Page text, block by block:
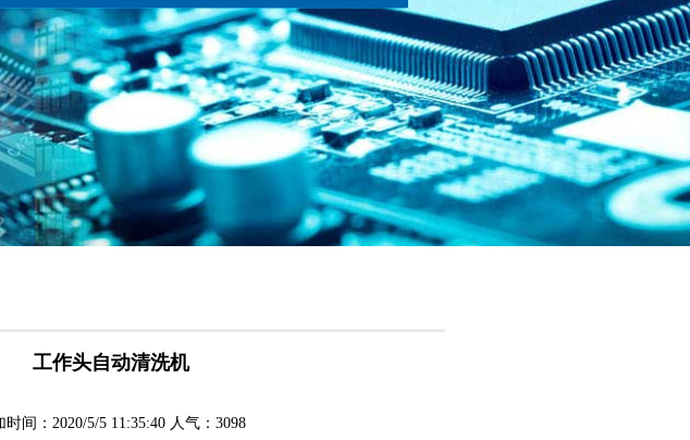
工作头自动清洗机
时间：2020/5/5 11:35:40 人气：3098